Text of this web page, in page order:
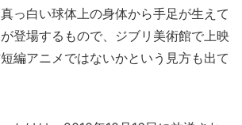
っ白い球体上の身体から手足が生えて
登場するもので、ジブリ美術館で上映
編アニメではないかという見方も出て